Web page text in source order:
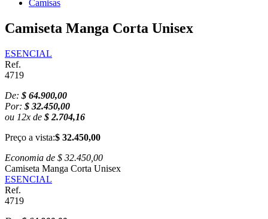
Camisas
Camiseta Manga Corta Unisex
ESENCIAL
Ref.
4719
De: $ 64.900,00
Por: $ 32.450,00
ou 12x de $ 2.704,16
Preço a vista:$ 32.450,00
Economia de $ 32.450,00
Camiseta Manga Corta Unisex
ESENCIAL
Ref.
4719